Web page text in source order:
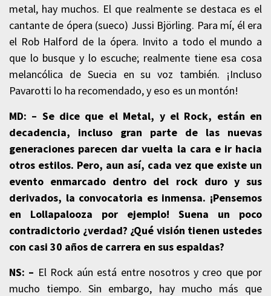
metal, hay muchos. El que realmente se destaca es el
cantante de ópera (sueco) Jussi Björling. Para mí, él era
el Rob Halford de la ópera. Invito a todo el mundo a
que lo busque y lo escuche; realmente tiene esa cosa
melancólica de Suecia en su voz también. ¡Incluso
Pavarotti lo ha recomendado, y eso es un montón!
MD: – Se dice que el Metal, y el Rock, están en
decadencia, incluso gran parte de las nuevas
generaciones parecen dar vuelta la cara e ir hacia
otros estilos. Pero, aun así, cada vez que existe un
evento enmarcado dentro del rock duro y sus
derivados, la convocatoria es inmensa. ¡Pensemos
en Lollapalooza por ejemplo! Suena un poco
contradictorio ¿verdad? ¿Qué visión tienen ustedes
con casi 30 años de carrera en sus espaldas?
NS: – El Rock aún está entre nosotros y creo que por
mucho tiempo. Sin embargo, hay mucho más que